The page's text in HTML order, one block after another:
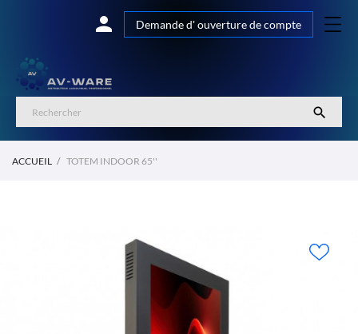
 Demande d' ouverture de compte

ACCUEIL TOTEM INDOOR 65''